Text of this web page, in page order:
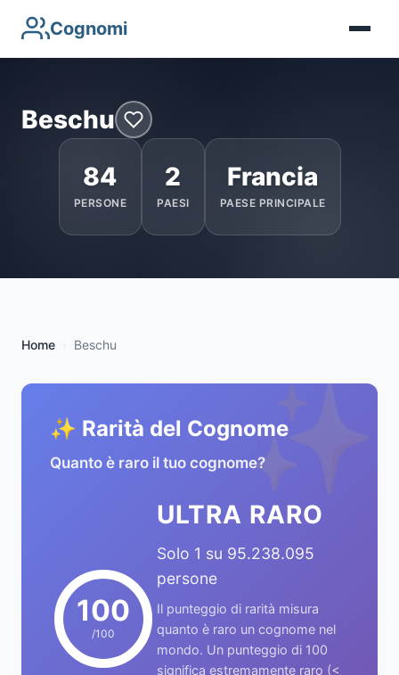
Cognomi
Beschu
84
PERSONE
2
PAESI
Francia
PAESE PRINCIPALE
Home Beschu
✨
✨ Rarità del Cognome
Quanto è raro il tuo cognome?
100
/100
ULTRA RARO
Solo 1 su 95.238.095
persone
Il punteggio di rarità misura
quanto è raro un cognome nel
mondo. Un punteggio di 100
significa estremamente raro (<